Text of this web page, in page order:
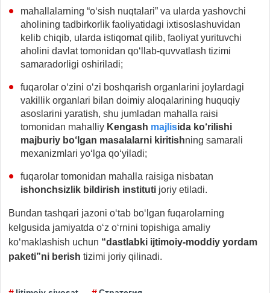
mahallalarning “o‘sish nuqtalari” va ularda yashovchi
aholining tadbirkorlik faoliyatidagi ixtisoslashuvidan
kelib chiqib, ularda istiqomat qilib, faoliyat yurituvchi
aholini davlat tomonidan qo‘llab-quvvatlash tizimi
samaradorligi oshiriladi;
fuqarolar o‘zini o‘zi boshqarish organlarini joylardagi
vakillik organlari bilan doimiy aloqalarining huquqiy
asoslarini yaratish, shu jumladan mahalla raisi
tomonidan mahalliy Kengash majlisida ko‘rilishi
majburiy bo‘lgan masalalarni kiritishning samarali
mexanizmlari yo‘lga qo‘yiladi;
fuqarolar tomonidan mahalla raisiga nisbatan
ishonchsizlik bildirish instituti joriy etiladi.
Bundan tashqari jazoni o‘tab bo‘lgan fuqarolarning
kelgusida jamiyatda o‘z o‘rnini topishiga amaliy
ko‘maklashish uchun “dastlabki ijtimoiy-moddiy yordam
paketi”ni berish tizimi joriy qilinadi.